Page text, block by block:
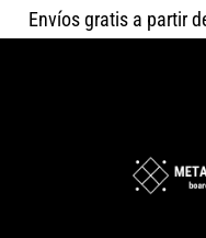
Envíos gratis a partir